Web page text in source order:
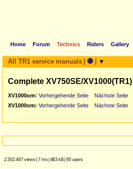
Home Forum Technics Riders Gallery
All TR1 service manuals 🛑 ▼
Complete XV750SE/
XV1000om: Vorhergehende Seite Nächste Seite
XV1000om: Vorhergehende Seite Nächste Seite
2.502.467 views| 7 ms| 483 kB| 95 users